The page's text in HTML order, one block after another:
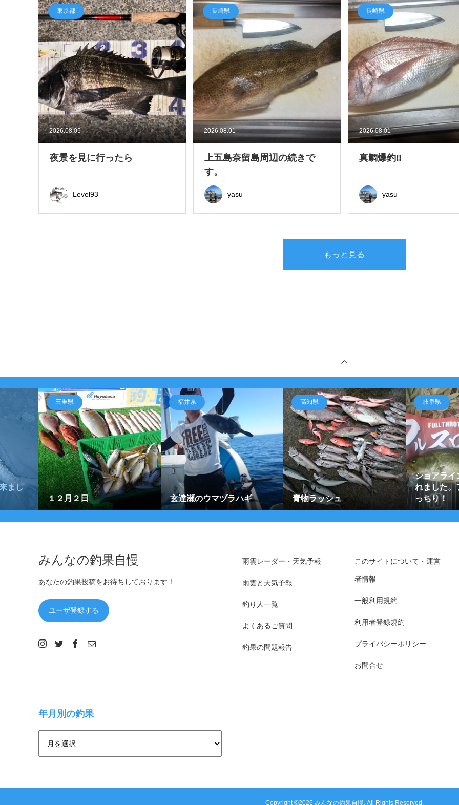
2026.08.05
東京都
夜景を見に行ったら
Level93
2026.08.01
長崎県
上五島奈留島周辺の続きで
す。
yasu
2026.08.01
長崎県
真鯛爆釣‼
yasu
もっと見る
まし
三重県
１２月２日
福井県
玄達瀬のウマヅラハギ
高知県
青物ラッシュ
岐阜県
ショアライ
れました。
っちり！
みんなの釣果自慢
あなたの釣果投稿をお待ちしております！
ユーザ登録する
雨雲レーダー・天気予報
雨雲と天気予報
釣り人一覧
よくあるご質問
釣果の問題報告
このサイトについて・運営
者情報
一般利用規約
利用者登録規約
プライバシーポリシー
お問合せ
年月別の釣果
Copyright ©2026 みんなの釣果自慢. All Rights Reserved.